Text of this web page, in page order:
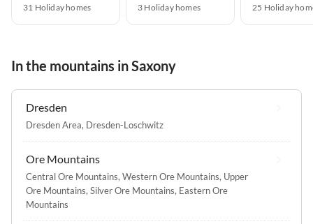
31 Holiday homes 3 Holiday homes 25 Holiday
In the mountains in Saxony
Dresden
Dresden Area, Dresden-Loschwitz
Ore Mountains
Central Ore Mountains, Western Ore Mountains, Upper
Ore Mountains, Silver Ore Mountains, Eastern Ore
Mountains